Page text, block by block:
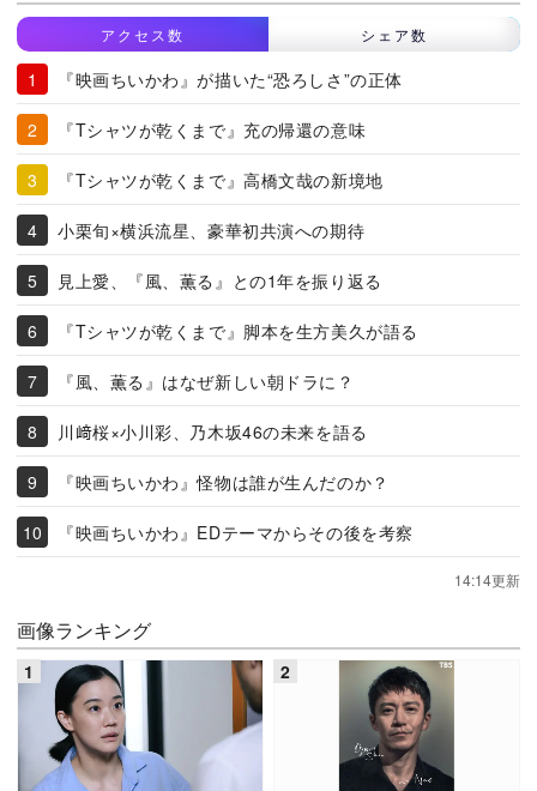
アクセス数 シェア数
『映画ちいかわ』が描いた“恐ろしさ”の正体
『Tシャツが乾くまで』充の帰還の意味
『Tシャツが乾くまで』高橋文哉の新境地
小栗旬×横浜流星、豪華初共演への期待
見上愛、『風、薫る』との1年を振り返る
『Tシャツが乾くまで』脚本を生方美久が語る
『風、薫る』はなぜ新しい朝ドラに？
川﨑桜×小川彩、乃木坂46の未来を語る
『映画ちいかわ』怪物は誰が生んだのか？
『映画ちいかわ』EDテーマからその後を考察
14:14更新
画像ランキング